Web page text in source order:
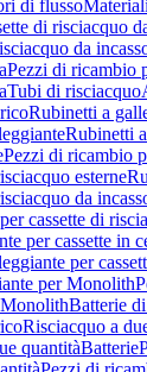
di flusso
di risciacquo
da
Pezzi di ricambio
Tubi di risciacquo
Rubinetti a
Rubinetti
Pezzi di ricambio
esterne
da
cassette di
per cassette in
per
per Monolith
Batterie
Risciacquo a
quantitàBatterie